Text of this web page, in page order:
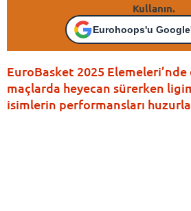
Kullanın.
Eurohoops'u
EuroBasket 2025
maçlarda heyecan sürerken
isimlerin performansları